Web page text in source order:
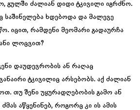
გულში ძალიან დიდი ტკივილი იგრძნო.
საშინელება ხდებოდა და მალევე
იცით, რამდენი მეომარი გადაურჩა
ლოცვით?
დაუდევრობის ან რაღაც
ტკივილიც არსებობს. აქ ძალიან
თუ შენი უყურადღებობის გამო ან
ძმას აწყენინებ, როგორც კი ის ამის